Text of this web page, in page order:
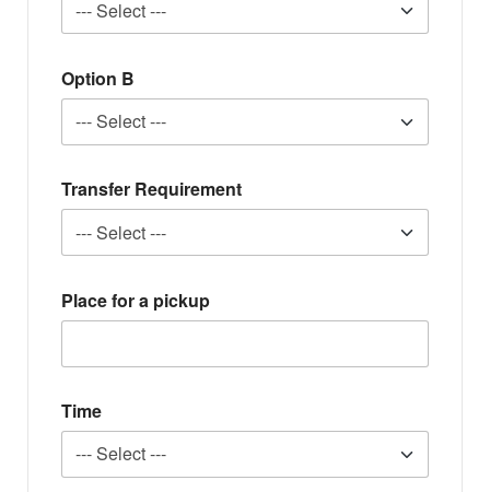
Option B
Transfer Requirement
Place for a pickup
Time